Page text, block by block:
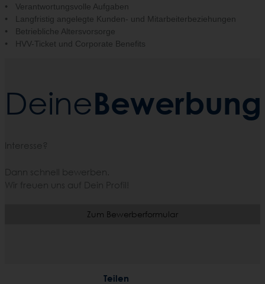
Verantwortungsvolle Aufgaben
Langfristig angelegte Kunden- und Mitarbeiterbeziehungen
Betriebliche Altersvorsorge
HVV-Ticket und Corporate Benefits
DeineBewerbung
Interesse?
Dann schnell bewerben.
Wir freuen uns auf Dein Profil!
Zum Bewerberformular
Teilen